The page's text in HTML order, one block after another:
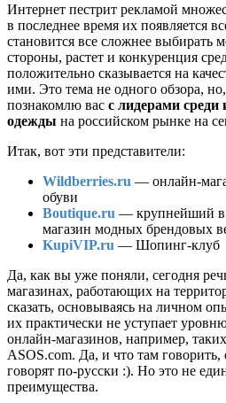
Интернет пестрит рекламой
в последнее время их появляется
становится все сложнее выбирать
стороны, растет и конкуренция
положительно сказывается на
ими. Это тема не одного обзора,
познакомлю вас с лидерами среди
одежды на российском рынке на
Итак, вот эти представители:
Wildberries.ru — онлайн-
обуви
Boutique.ru — крупнейший в
магазин модных брендовых
KupiVIP.ru — Шопинг-клуб
Да, как вы уже поняли, сегодня
магазинах, работающих на
сказать, основываясь на личном
их практически не уступает
онлайн-магазинов, например,
ASOS.com. Да, и что там
говорят по-русски :). Но это не
преимущества.